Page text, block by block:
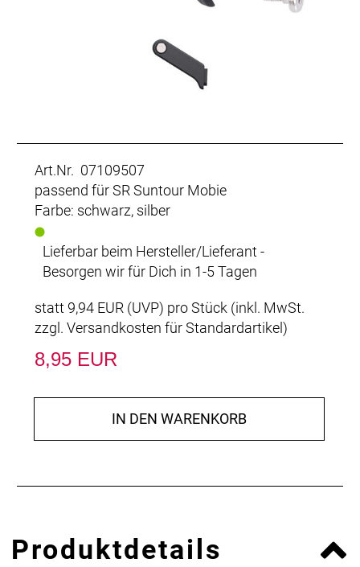
Art.Nr. 07109507
passend für SR Suntour Mobie
Farbe: schwarz, silber
Lieferbar beim Hersteller/Lieferant -
Besorgen wir für Dich in 1-5 Tagen
statt 9,94 EUR (UVP) pro Stück (inkl. MwSt.
zzgl. Versandkosten für Standardartikel)
8,95 EUR
IN DEN WARENKORB
Produktdetails